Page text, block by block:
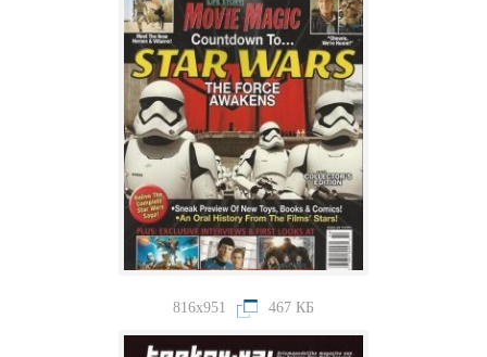
816x951 467 КБ